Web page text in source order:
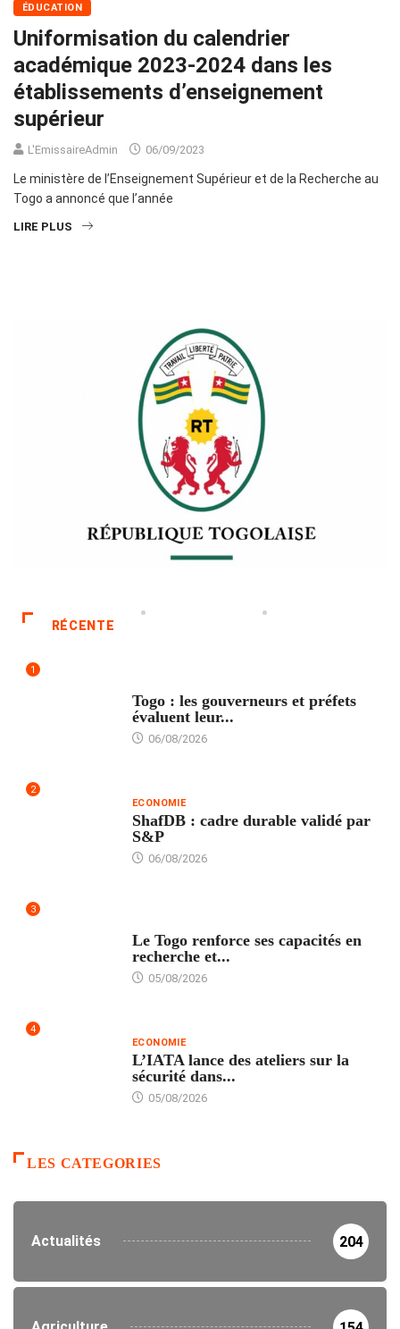
ÉDUCATION
Uniformisation du calendrier
académique 2023-2024 dans les
établissements d’enseignement
supérieur
L'EmissaireAdmin 06/09/2023
Le ministère de l’Enseignement Supérieur et de la Recherche au
Togo a annoncé que l’année
LIRE PLUS
RÉCENTE
1
Togo : les gouverneurs et préfets
évaluent leur...
06/08/2026
2
ECONOMIE
ShafDB : cadre durable validé par
S&P
06/08/2026
3
Le Togo renforce ses capacités en
recherche et...
05/08/2026
4
ECONOMIE
L’IATA lance des ateliers sur la
sécurité dans...
05/08/2026
LES CATEGORIES
Actualités 204